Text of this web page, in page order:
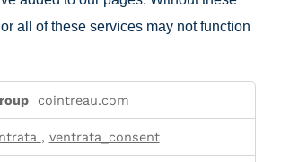
all of these services may not function
cointreau.com
, ventrata_consent